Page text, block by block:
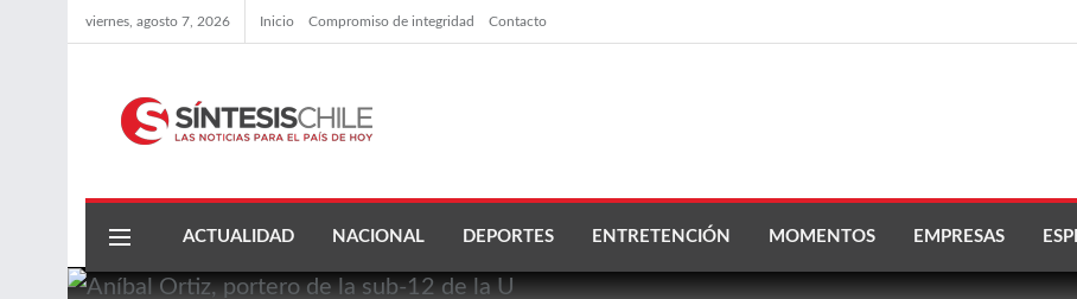
viernes, agosto 7, 2026 Inicio Compromiso de integridad Contacto
ACTUALIDAD NACIONAL DEPORTES ENTRETENCIÓN MOMENTOS EMPRESAS